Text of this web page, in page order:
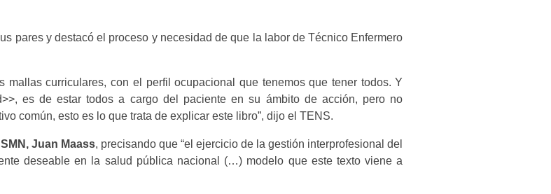
pares y destacó el proceso y necesidad de que la labor de Técnico Enfermero
mallas curriculares, con el perfil ocupacional que tenemos que tener todos. Y
es de estar todos a cargo del paciente en su ámbito de acción, pero no
común, esto es lo que trata de explicar este libro”, dijo el TENS.
Juan Maass, precisando que “el ejercicio de la gestión interprofesional del
deseable en la salud pública nacional (…) modelo que este texto viene a